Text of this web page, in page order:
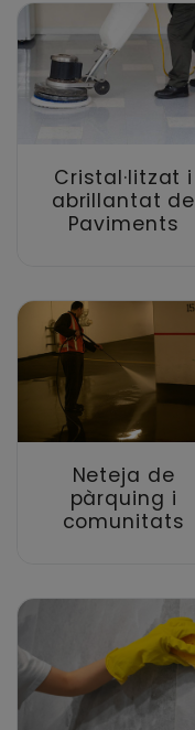
Cristal·litzat i
abrillantat de
Paviments
Neteja de
pàrquing i
comunitats